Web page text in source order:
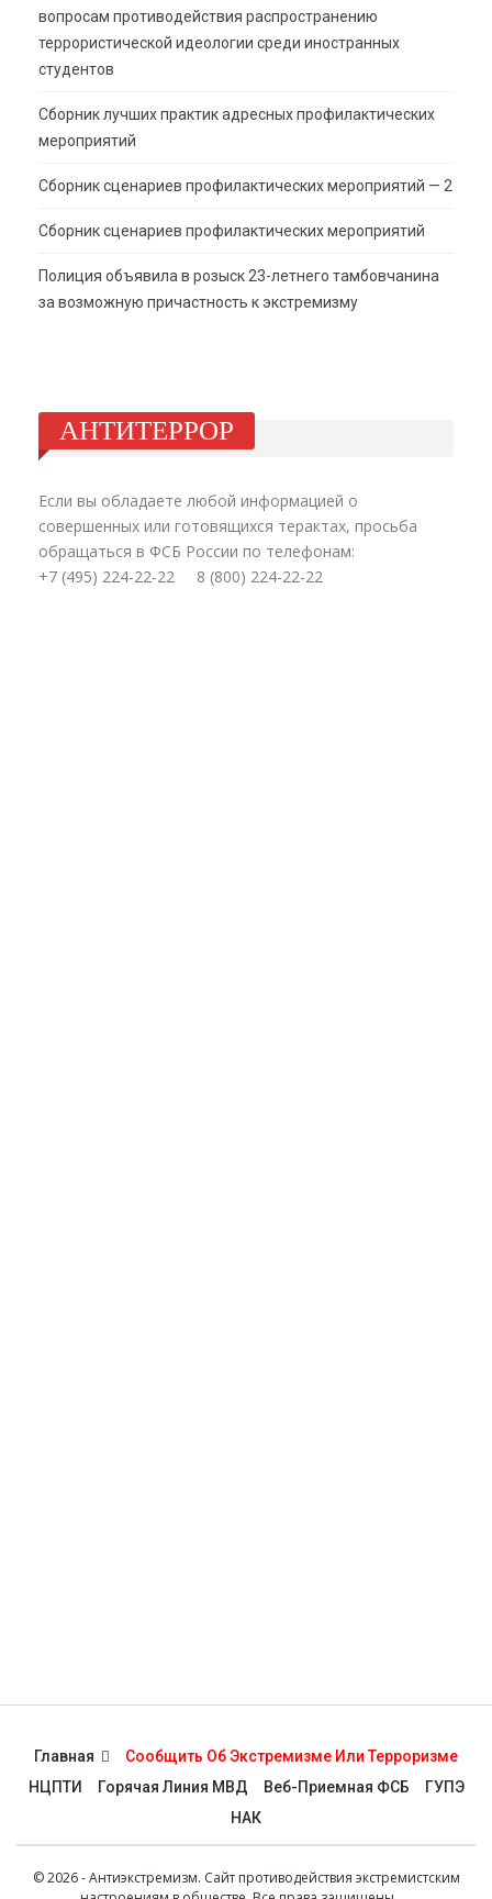
вопросам противодействия распространению
террористической идеологии среди иностранных
студентов
Сборник лучших практик адресных профилактических
мероприятий
Сборник сценариев профилактических мероприятий — 2
Сборник сценариев профилактических мероприятий
Полиция объявила в розыск 23-летнего тамбовчанина
за возможную причастность к экстремизму
АНТИТЕРРОР
Если вы обладаете любой информацией о
совершенных или готовящихся терактах, просьба
обращаться в ФСБ России по телефонам:
+7 (495) 224-22-22 8 (800) 224-22-22
Главная
Сообщить Об Экстремизме Или Терроризме
НЦПТИ
Горячая Линия МВД Веб-Приемная ФСБ
ГУПЭ
НАК
© 2026 - Антиэкстремизм. Сайт противодействия экстремистским